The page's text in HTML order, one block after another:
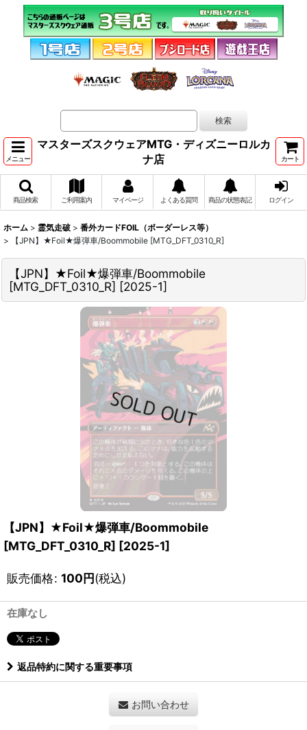
メニュー
マスターズスクウェアMTG・ディズニーロルカ
ナ店
カート
商品検索 ご利用案内 マイページ よくある質問 商品の状態表記 ログイン
ホーム > 霊気走破 > 番外カードFOIL（ボーダーレス等）
>
【JPN】★Foil★爆弾車/Boommobile [MTG_DFT_0310_R]
【JPN】★Foil★爆弾車/Boommobile
[MTG_DFT_0310_R] [2025-1]
【JPN】★Foil★爆弾車/Boommobile
[MTG_DFT_0310_R] [2025-1]
販売価格: 100円(税込)
在庫なし
返品特約に関する重要事項
お問い合わせ